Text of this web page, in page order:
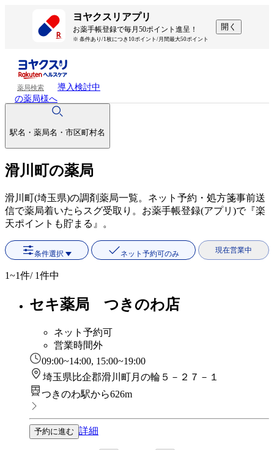
ヨヤクスリアプリ
お薬手帳登録で毎月50ポイント進呈！
※ 条件あり/1枚につき10ポイント/月間最大50ポイント
開く
薬局検索
導入検討中
の薬局様へ
駅名・薬局名・市区町村名
滑川町の薬局
滑川町(埼玉県)の調剤薬局一覧。ネット予約・処方箋事前送
信で薬局着いたらスグ受取り。お薬手帳登録(アプリ)で『楽
天ポイントも貯まる』。
条件選択 ネット予約可のみ 現在営業中
1~1件/ 1件中
セキ薬局 つきのわ店
ネット予約可
営業時間外
09:00~14:00, 15:00~19:00
埼玉県比企郡滑川町月の輪５－２７－１
つきのわ駅から626m
予約に進む 詳細